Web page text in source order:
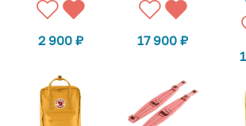
2 900₽ 17 900₽